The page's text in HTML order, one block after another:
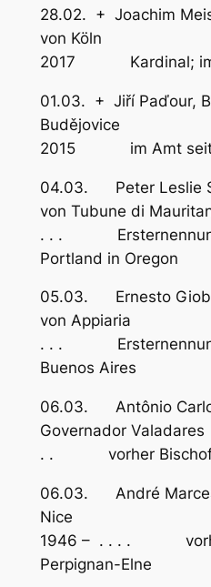
28.02. + Joachim
von Köln
2017 Kardinal; im
01.03. + Jiří Paďour,
2015 im Amt seit
04.03. Peter Leslie
von Tubune di
. . .
Portland in Oregon
05.03. Ernesto
von
. . .
Buenos Aires
06.03. Antônio
Governador
. . vorher Bischof
06.03. André
1946 – . . . .
Perpignan-Elne